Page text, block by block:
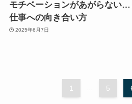
モチベーションがあがらない…
仕事への向き合い方
2025年6月7日
1 5